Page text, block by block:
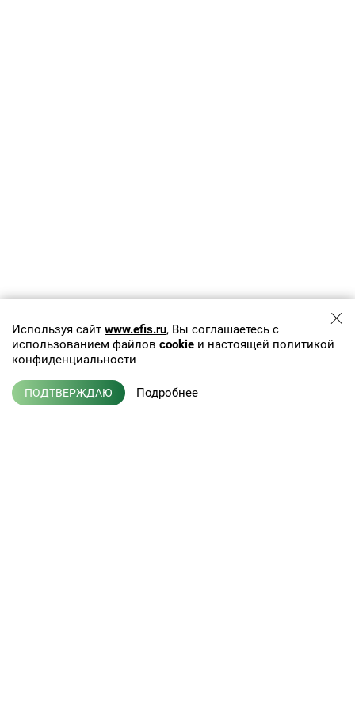
Используя сайт www.efis.ru, Вы соглашаетесь с
использованием файлов cookie и настоящей политикой
конфиденциальности
ПОДТВЕРЖДАЮ Подробнее